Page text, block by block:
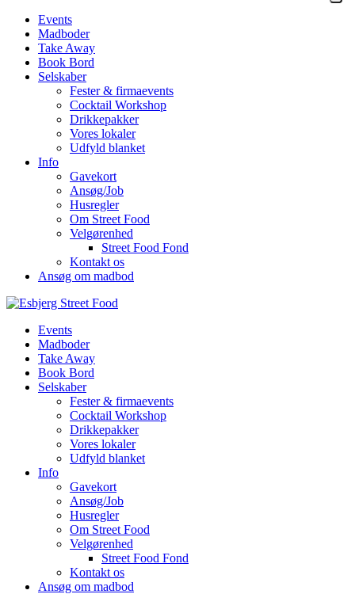
Events
Madboder
Take Away
Book Bord
Selskaber
Fester & firmaevents
Cocktail Workshop
Drikkepakker
Vores lokaler
Udfyld blanket
Info
Gavekort
Ansøg/Job
Husregler
Om Street Food
Velgørenhed
Street Food Fond
Kontakt os
Ansøg om madbod
Events
Madboder
Take Away
Book Bord
Selskaber
Fester & firmaevents
Cocktail Workshop
Drikkepakker
Vores lokaler
Udfyld blanket
Info
Gavekort
Ansøg/Job
Husregler
Om Street Food
Velgørenhed
Street Food Fond
Kontakt os
Ansøg om madbod